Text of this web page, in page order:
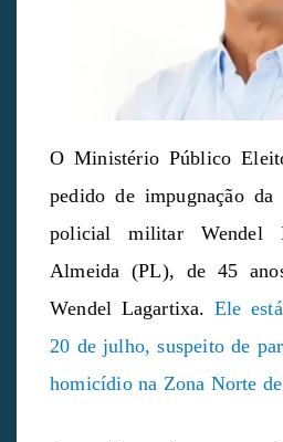
O Ministério Público
pedido de impugnação
policial militar Wendel
Almeida (PL), de 45
Wendel Lagartixa. Ele
20 de julho, suspeito de
homicídio na Zona Norte